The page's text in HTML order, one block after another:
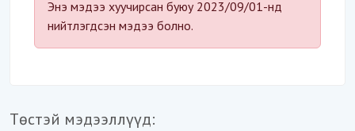
Энэ мэдээ хуучирсан буюу 2023/09/01-нд
нийтлэгдсэн мэдээ болно.
Төстэй мэдээллүүд: